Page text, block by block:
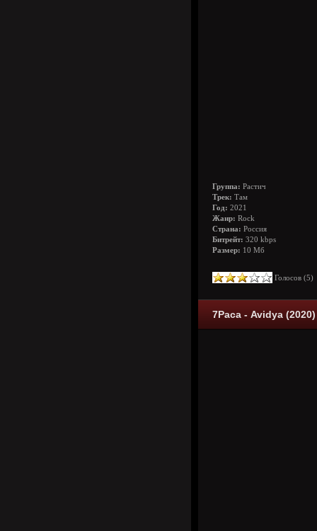
Группа: Растич
Трек: Там
Год: 2021
Жанр: Rock
Страна: Россия
Битрейт: 320 kbps
Размер: 10 Мб
Голосов (5
7Раса - Avidya (2020)